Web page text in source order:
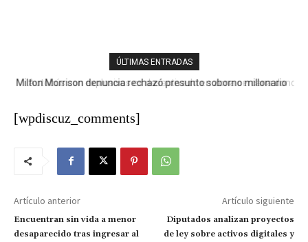
ÚLTIMAS ENTRADAS
Autobús con explosivos es desactivado en zona cercana donde
[wpdiscuz_comments]
Artículo anterior
Encuentran sin vida a menor
desaparecido tras ingresar al
Artículo siguiente
Diputados analizan proyectos
de ley sobre activos digitales y